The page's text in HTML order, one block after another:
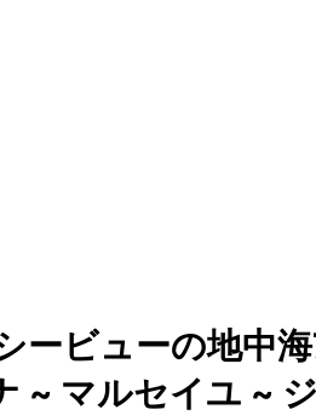
ービューの地中
~ マルセイユ ~